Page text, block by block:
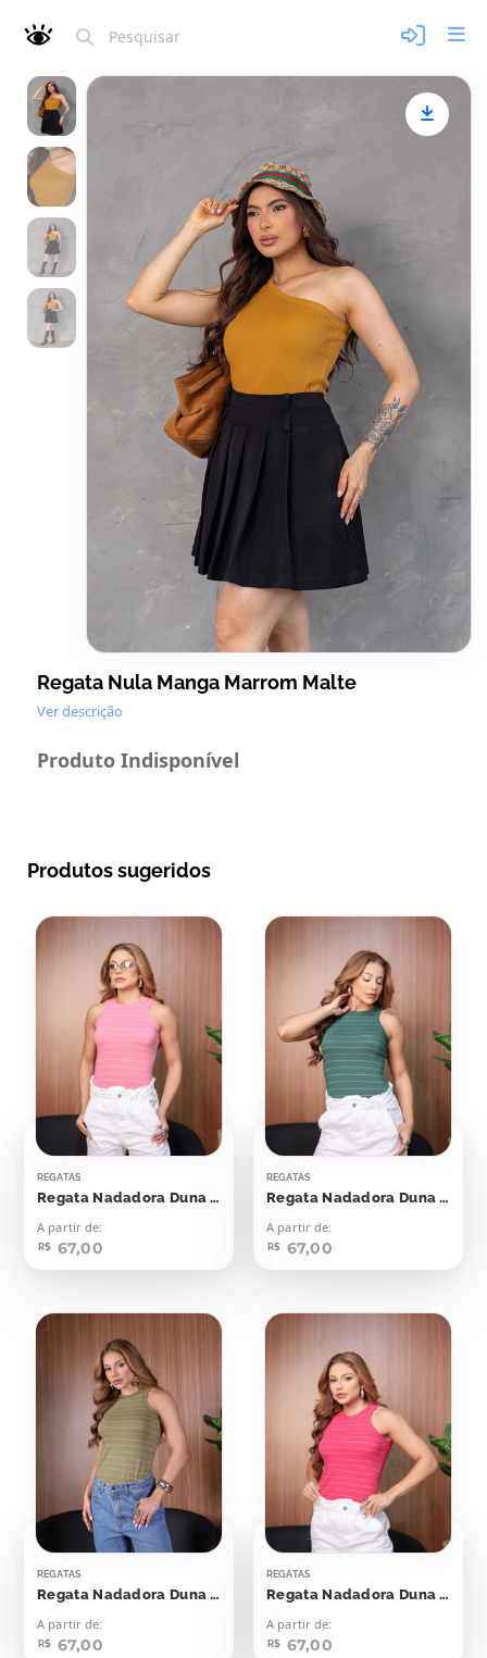
Regata Nula Manga Marrom Malte
Ver descrição
Produto Indisponível
Produtos sugeridos
REGATAS
Regata Nadadora Duna Rosa Seco Listras Off
A partir de:
R$ 67,00
REGATAS
Regata Nadadora Duna Verde Esmeralda Com Off
A partir de:
R$ 67,00
REGATAS
Regata Nadadora Duna Verde Oriente Listras Off
A partir de:
R$ 67,00
REGATAS
Regata Nadadora Duna Viva Magenta
A partir de:
R$ 67,00